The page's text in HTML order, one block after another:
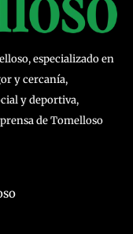
especializado en
y cercanía,
y deportiva,
de Tomelloso